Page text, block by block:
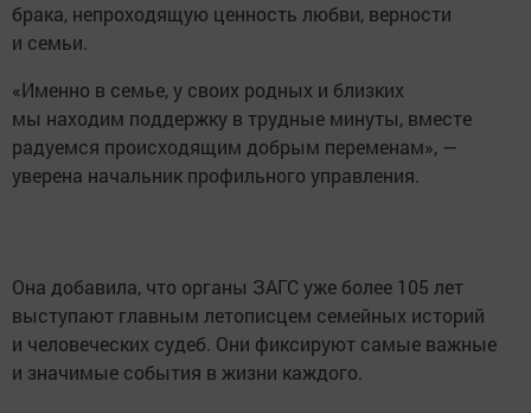
брака, непроходящую ценность любви, верности
и семьи.
«Именно в семье, у своих родных и близких
мы находим поддержку в трудные минуты, вместе
радуемся происходящим добрым переменам», —
уверена начальник профильного управления.
Она добавила, что органы ЗАГС уже более 105 лет
выступают главным летописцем семейных историй
и человеческих судеб. Они фиксируют самые важные
и значимые события в жизни каждого.